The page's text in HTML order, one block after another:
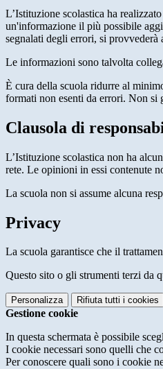
L’Istituzione scolastica ha
un'informazione il più possibile
segnalati degli errori, si
Le informazioni sono talvolta
È cura della scuola ridurre al
formati non esenti da errori. Non si
Clausola di
L’Istituzione scolastica non ha
rete. Le opinioni in essi contenute
La scuola non si assume alcuna
Privacy
La scuola garantisce che il
Questo sito o gli strumenti terzi da
Personalizza Rifiuta tutti i cookies
Gestione cookie
In questa schermata è possibile
I cookie necessari sono quelli che
Per conoscere quali sono i cookie